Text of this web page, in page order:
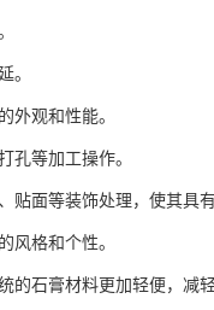
。
外观和性能。
孔等加工操作。
面等装饰处理，使其具
风格和个性。
石膏材料更加轻便，减